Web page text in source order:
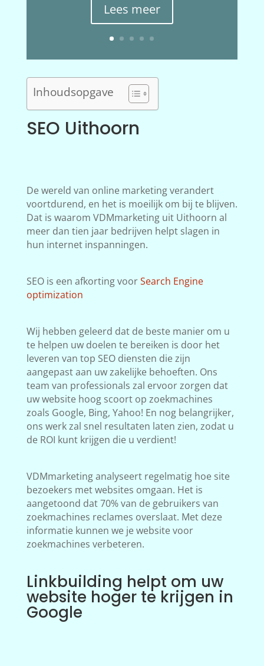
Lees meer
Inhoudsopgave
SEO Uithoorn
De wereld van online marketing verandert
voortdurend, en het is moeilijk om bij te blijven.
Dat is waarom VDMmarketing uit Uithoorn al
meer dan tien jaar bedrijven helpt slagen in
hun internet inspanningen.
SEO is een afkorting voorSearch Engine
optimization
Wij hebben geleerd dat de beste manier om u
te helpen uw doelen te bereiken is door het
leveren van top SEO diensten die zijn
aangepast aan uw zakelijke behoeften. Ons
team van professionals zal ervoor zorgen dat
uw website hoog scoort op zoekmachines
zoals Google, Bing, Yahoo! En nog belangrijker,
ons werk zal snel resultaten laten zien, zodat u
de ROI kunt krijgen die u verdient!
VDMmarketing analyseert regelmatig hoe site
bezoekers met websites omgaan. Het is
aangetoond dat 70% van de gebruikers van
zoekmachines reclames overslaat. Met deze
informatie kunnen we je website voor
zoekmachines verbeteren.
Linkbuilding helpt om uw
website hoger te krijgen in
Google